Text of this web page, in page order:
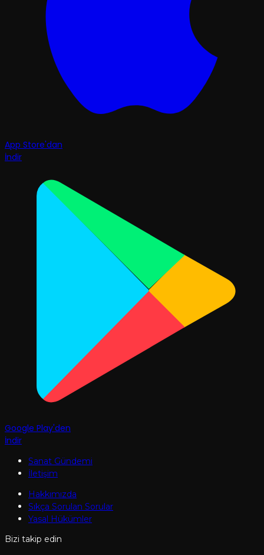
App Store'dan
İndir
Google Play'den
İndir
Sanat Gündemi
İletişim
Hakkımızda
Sıkça Sorulan Sorular
Yasal Hükümler
Bizi takip edin